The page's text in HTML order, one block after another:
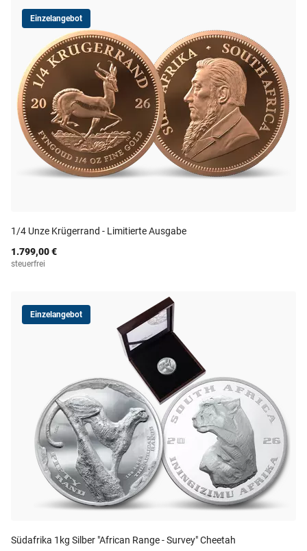
Einzelangebot
1/4 Unze Krügerrand - Limitierte Ausgabe
1.799,00 €
steuerfrei
Einzelangebot
Südafrika 1kg Silber "African Range - Survey" Cheetah